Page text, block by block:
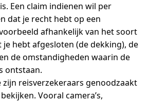
Een claim indienen wil per
dat je recht hebt op een
afhankelijk van het soort
hebt afgesloten (de dekking), de
de omstandigheden waarin de
ontstaan.
reisverzekeraars genoodzaakt
Vooral camera’s,